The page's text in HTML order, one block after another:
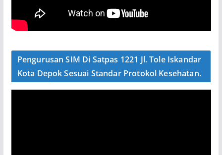
Pengurusan SIM Di Satpas 1221 Jl. Tole Iskandar
Kota Depok Sesuai Standar Protokol Kesehatan.